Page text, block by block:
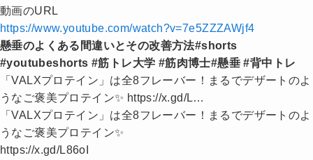
動画のURL
https://www.youtube.com/watch?v=7e5ZZZAWjf4
懸垂のよくある間違いとその改善方法#shorts
#youtubeshorts #筋トレ大学 #筋肉博士#懸垂 #背中トレ
「VALXプロテイン」は全8フレーバー！まるでデザートのよ
うなご褒美プロテイン✨ https://x.gd/L…
「VALXプロテイン」は全8フレーバー！まるでデザートのよ
うなご褒美プロテイン✨
https://x.gd/L86oI